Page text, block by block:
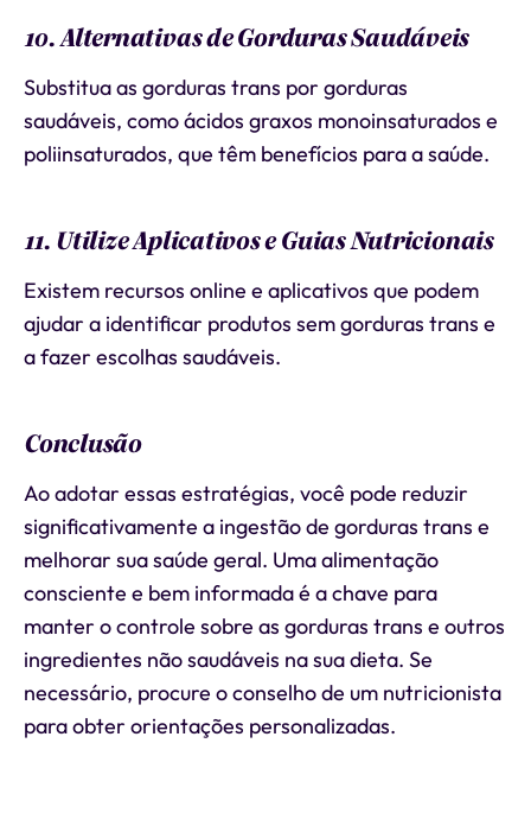
10. Alternativas de Gorduras Saudáveis
Substitua as gorduras trans por gorduras
saudáveis, como ácidos graxos monoinsaturados e
poliinsaturados, que têm benefícios para a saúde.
11. Utilize Aplicativos e Guias Nutricionais
Existem recursos online e aplicativos que podem
ajudar a identificar produtos sem gorduras trans e
a fazer escolhas saudáveis.
Conclusão
Ao adotar essas estratégias, você pode reduzir
significativamente a ingestão de gorduras trans e
melhorar sua saúde geral. Uma alimentação
consciente e bem informada é a chave para
manter o controle sobre as gorduras trans e outros
ingredientes não saudáveis na sua dieta. Se
necessário, procure o conselho de um nutricionista
para obter orientações personalizadas.